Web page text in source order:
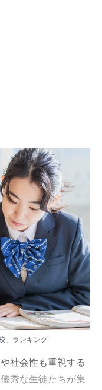
」ランキング
社会性も重視する
秀な生徒たちが集